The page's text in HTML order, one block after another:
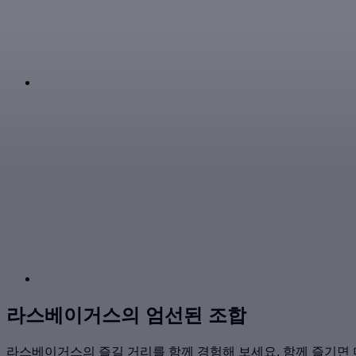
라스베이거스의 엄선된 조합
라스베이거스의 즐길 거리를 함께 경험해 보세요. 함께 즐기면